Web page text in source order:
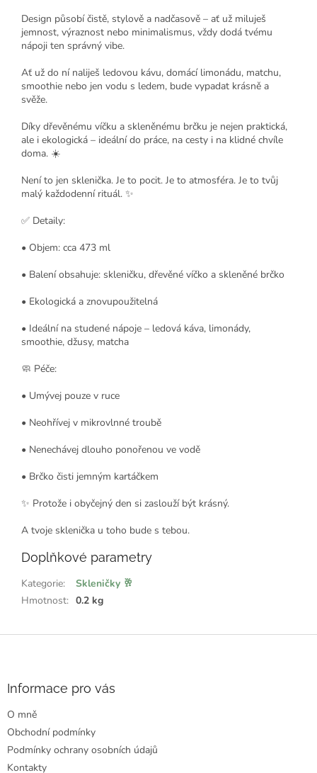
Design působí čistě, stylově a nadčasově – ať už miluješ
jemnost, výraznost nebo minimalismus, vždy dodá tvému
nápoji ten správný vibe.
Ať už do ní naliješ ledovou kávu, domácí limonádu, matchu,
smoothie nebo jen vodu s ledem, bude vypadat krásně a
svěže.
Díky dřevěnému víčku a skleněnému brčku je nejen praktická,
ale i ekologická – ideální do práce, na cesty i na klidné chvíle
doma. ☀️
Není to jen sklenička. Je to pocit. Je to atmosféra. Je to tvůj
malý každodenní rituál. ✨
✅ Detaily:
• Objem: cca 473 ml
• Balení obsahuje: skleničku, dřevěné víčko a skleněné brčko
• Ekologická a znovupoužitelná
• Ideální na studené nápoje – ledová káva, limonády,
smoothie, džusy, matcha
🧼 Péče:
• Umývej pouze v ruce
• Neohřívej v mikrovlnné troubě
• Nenechávej dlouho ponořenou ve vodě
• Brčko čisti jemným kartáčkem
✨ Protože i obyčejný den si zaslouží být krásný.
A tvoje sklenička u toho bude s tebou.
Doplňkové parametry
Kategorie:
Skleničky 🥂
Hmotnost: 0.2 kg
Informace pro vás
O mně
Obchodní podmínky
Podmínky ochrany osobních údajů
Kontakty